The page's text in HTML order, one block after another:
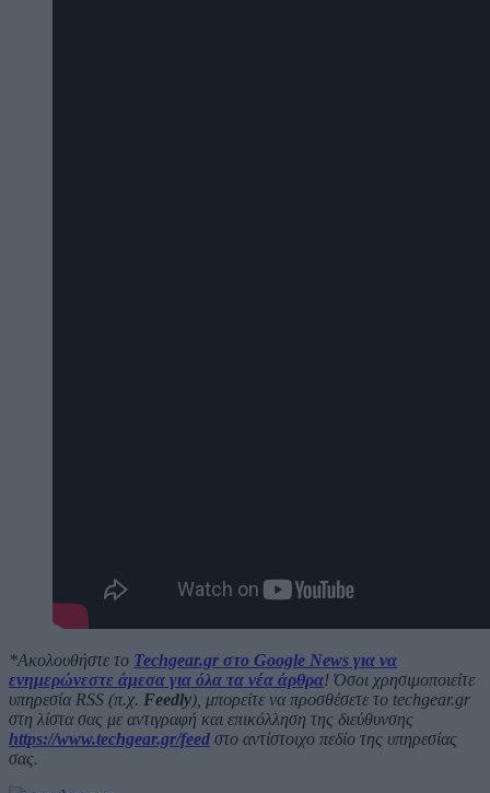
*Ακολουθήστε το Techgear.gr στο Google News για να
ενημερώνεστε άμεσα για όλα τα νέα άρθρα! Όσοι χρησιμοποιείτε
υπηρεσία RSS (π.χ. Feedly), μπορείτε να προσθέσετε το techgear.gr
στη λίστα σας με αντιγραφή και επικόλληση της διεύθυνσης
https://www.techgear.gr/feed στο αντίστοιχο πεδίο της υπηρεσίας
σας.